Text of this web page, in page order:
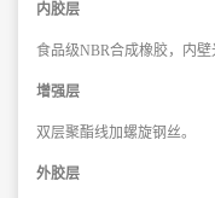
内胶层
食品级NBR合成橡胶，内壁
增强层
双层聚酯线加螺旋钢丝。
外胶层